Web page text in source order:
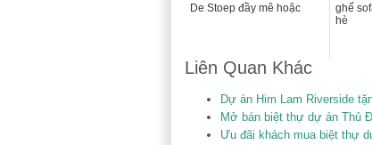
De Stoep đầy mê hoặc
ghế
hè
Liên Quan Khác
Dự án Him Lam Riverside
Mở bán biệt thự dự án Thủ
Ưu đãi khách mua biệt thự